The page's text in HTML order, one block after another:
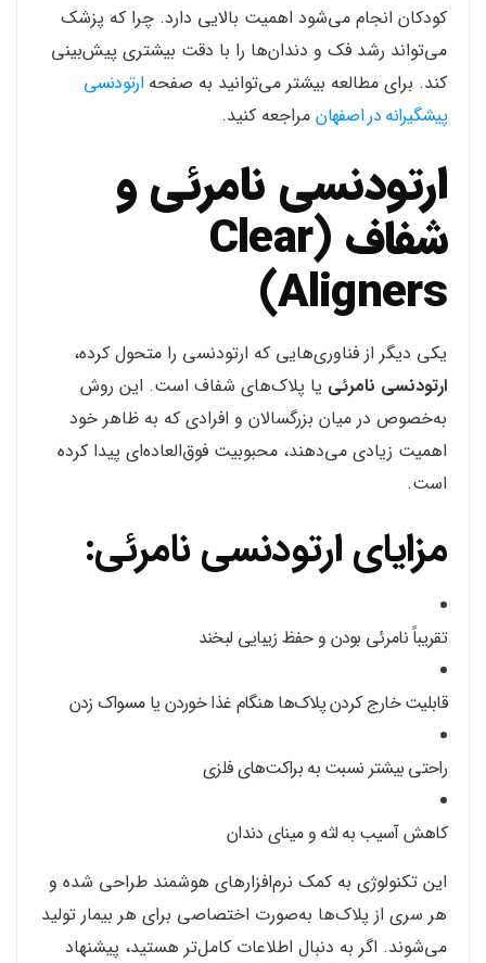
کودکان انجام می‌شود اهمیت بالایی دارد. چرا که پزشک
می‌تواند رشد فک و دندان‌ها را با دقت بیشتری پیش‌بینی
کند. برای مطالعه بیشتر می‌توانید به صفحهارتودنسی
پیشگیرانه در اصفهانمراجعه کنید.
ارتودنسی نامرئی و
شفاف (Clear
Aligners)
یکی دیگر از فناوری‌هایی که ارتودنسی را متحول کرده،
ارتودنسی نامرئی یا پلاک‌های شفاف است. این روش
به‌خصوص در میان بزرگسالان و افرادی که به ظاهر خود
اهمیت زیادی می‌دهند، محبوبیت فوق‌العاده‌ای پیدا کرده
است.
مزایای ارتودنسی نامرئی:
تقریباً نامرئی بودن و حفظ زیبایی لبخند
قابلیت خارج کردن پلاک‌ها هنگام غذا خوردن یا مسواک زدن
راحتی بیشتر نسبت به براکت‌های فلزی
کاهش آسیب به لثه و مینای دندان
این تکنولوژی به کمک نرم‌افزارهای هوشمند طراحی شده و
هر سری از پلاک‌ها به‌صورت اختصاصی برای هر بیمار تولید
می‌شوند. اگر به دنبال اطلاعات کامل‌تر هستید، پیشنهاد